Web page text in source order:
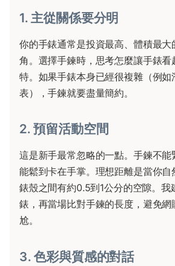
1. 主從關係要分明
你的手錶通常是投資最高、體積最大
角。選擇手鍊時，思考怎麼讓手錶看
特。如果手錶本身已經很複雜（例
表），手鍊就要盡量簡約。
2. 預留活動空間
這是新手最常忽略的一點。手鍊不能
能鬆到卡在手掌。理想距離是當你自
錶殼之間有約0.5到1公分的空隙。我
錶，再當場比對手鍊的長度，避免網
尬。
3. 色彩與質感的對話